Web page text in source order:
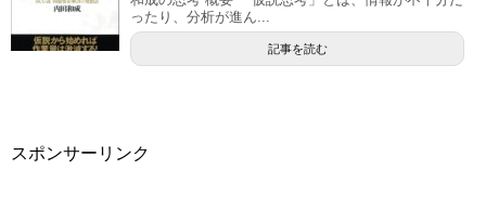
ったり、分析が進ん...
記事を読む
スポンサーリンク